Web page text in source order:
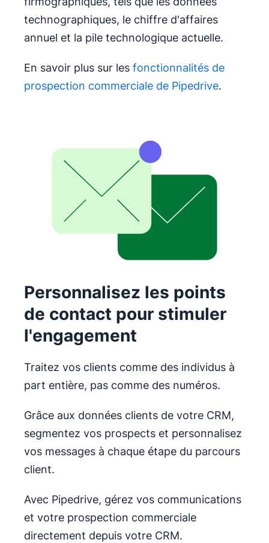
technographiques, le chiffre d'affaires
annuel et la pile technologique actuelle.
En savoir plus sur les fonctionnalités de
prospection commerciale de Pipedrive.
Personnalisez les points
de contact pour stimuler
l'engagement
Traitez vos clients comme des individus à
part entière, pas comme des numéros.
Grâce aux données clients de votre CRM,
segmentez vos prospects et personnalisez
vos messages à chaque étape du parcours
client.
Avec Pipedrive, gérez vos communications
et votre prospection commerciale
directement depuis votre CRM.